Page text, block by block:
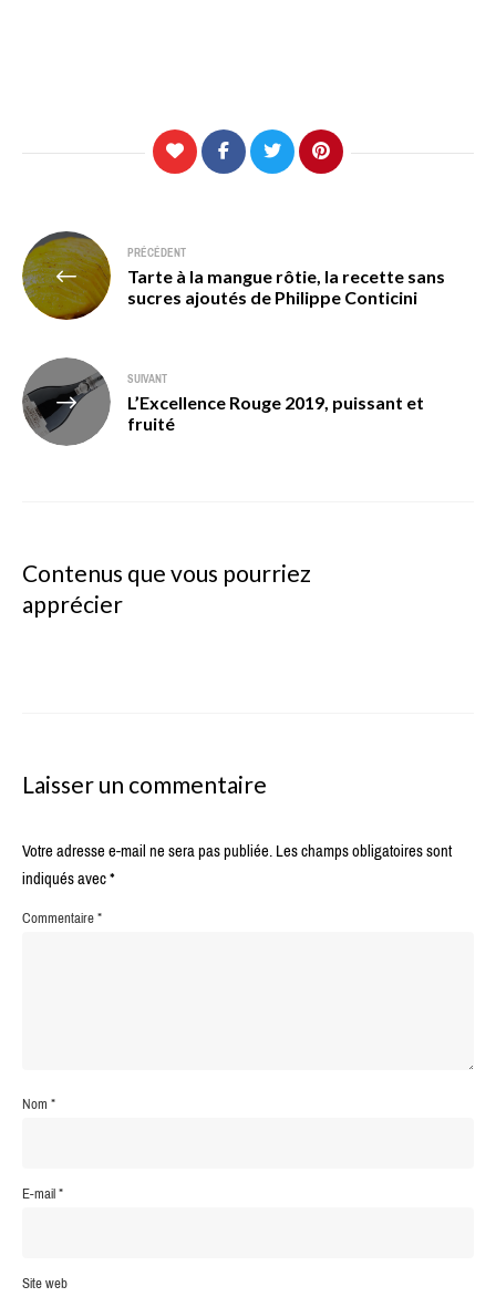
Navigation
de
l’article
PRÉCÉDENT
Tarte à la mangue rôtie, la recette sans
sucres ajoutés de Philippe Conticini
SUIVANT
L’Excellence Rouge 2019, puissant et
fruité
Contenus que vous pourriez
apprécier
Laisser un commentaire
Votre adresse e-mail ne sera pas publiée.Les champs obligatoires sont
indiqués avec*
Commentaire*
Nom*
E-mail*
Site web